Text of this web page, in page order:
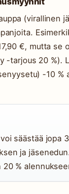
(virallinen
€, mutta se
-tarjous 20 %).
-10 %
säästää jopa
ja
%